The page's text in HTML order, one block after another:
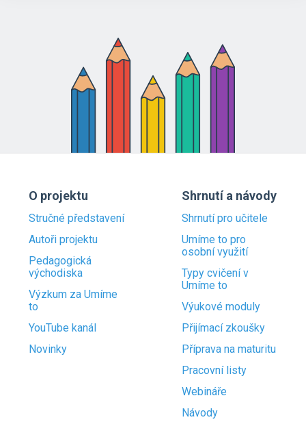
O projektu
Stručné představení
Autoři projektu
Pedagogická
východiska
Výzkum za Umíme
to
YouTube kanál
Novinky
Shrnutí a návody
Shrnutí pro učitele
Umíme to pro
osobní využití
Typy cvičení v
Umíme to
Výukové moduly
Přijímací zkoušky
Příprava na maturitu
Pracovní listy
Webináře
Návody